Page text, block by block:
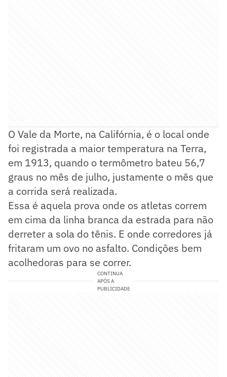
O Vale da Morte, na Califórnia, é o local onde
foi registrada a maior temperatura na Terra,
em 1913, quando o termômetro bateu 56,7
graus no mês de julho, justamente o mês que
a corrida será realizada.
Essa é aquela prova onde os atletas correm
em cima da linha branca da estrada para não
derreter a sola do tênis. E onde corredores já
fritaram um ovo no asfalto. Condições bem
acolhedoras para se correr.
CONTINUA
APÓS A
PUBLICIDADE